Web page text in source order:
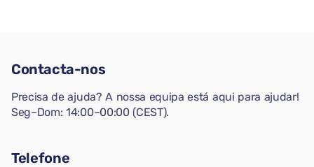
Contacta-nos
Precisa de ajuda? A nossa equipa está aqui para ajudar!
Seg–Dom: 14:00–00:00 (CEST).
Telefone